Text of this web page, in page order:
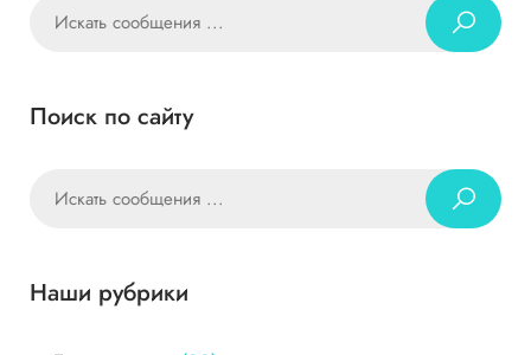
Поиск по сайту
Наши рубрики